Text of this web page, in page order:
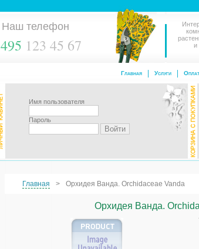
Наш телефон
495 123 45 67
и
Услуги
Главная
Имя пользователя
Пароль
Главная Орхидея Ванда. Orchidaceae Vanda
Орхидея Ванда.